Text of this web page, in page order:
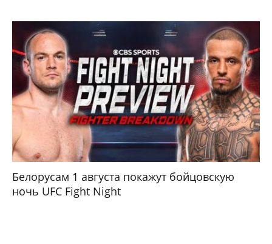
Белорусам 1 августа покажут бойцовскую
ночь UFC Fight Night